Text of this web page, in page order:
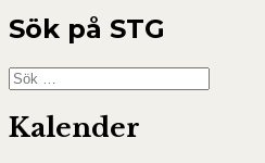
Sök på STG
Sök
efter:
Kalender